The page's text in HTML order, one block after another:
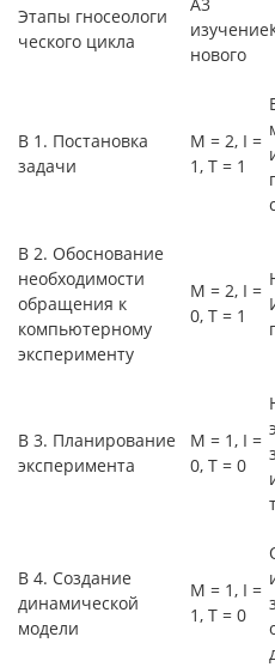
Этапы гносеологи
ческого цикла
изучение
нового
В 1. Постановка
задачи
М = 2, I =
1, Т = 1
В 2. Обоснование
необходимости
обращения к
компьютерному
эксперименту
М = 2, I =
0, Т = 1
В 3. Планирование
эксперимента
М = 1, I =
0, Т = 0
В 4. Создание
динамической
модели
М = 1, I =
1, Т = 0